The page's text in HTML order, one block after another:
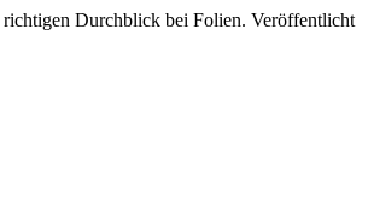
richtigen Durchblick bei Folien. Veröffentlicht